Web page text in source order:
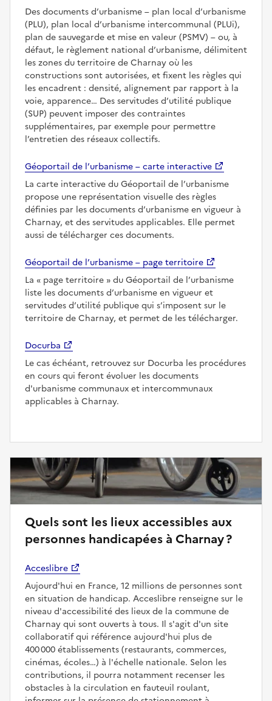
Des documents d’urbanisme – plan local d’urbanisme
(PLU), plan local d’urbanisme intercommunal (PLUi),
plan de sauvegarde et mise en valeur (PSMV) – ou, à
défaut, le règlement national d’urbanisme, délimitent
les zones du territoire de Charnay où les
constructions sont autorisées, et fixent les règles qui
les encadrent : densité, alignement par rapport à la
voie, apparence… Des servitudes d’utilité publique
(SUP) peuvent imposer des contraintes
supplémentaires, par exemple pour permettre
l’entretien des réseaux collectifs.
Géoportail de l’urbanisme – carte interactive
La carte interactive du Géoportail de l’urbanisme
propose une représentation visuelle des règles
définies par les documents d’urbanisme en vigueur à
Charnay, et des servitudes applicables. Elle permet
aussi de télécharger ces documents.
Géoportail de l’urbanisme – page territoire
La
page territoire
du Géoportail de l’urbanisme
liste les documents d’urbanisme en vigueur et
servitudes d’utilité publique qui s’imposent sur le
territoire de Charnay, et permet de les télécharger.
Docurba
Le cas échéant, retrouvez sur Docurba les procédures
en cours qui feront évoluer les documents
d'urbanisme communaux et intercommunaux
applicables à Charnay.
Quels sont les lieux accessibles aux
personnes handicapées à Charnay ?
Acceslibre
Aujourd'hui en France, 12 millions de personnes sont
en situation de handicap. Acceslibre renseigne sur le
niveau d'accessibilité des lieux de la commune de
Charnay qui sont ouverts à tous. Il s'agit d'un site
collaboratif qui référence aujourd'hui plus de
400 000 établissements (restaurants, commerces,
cinémas, écoles…) à l'échelle nationale. Selon les
contributions, il pourra notamment recenser les
obstacles à la circulation en fauteuil roulant,